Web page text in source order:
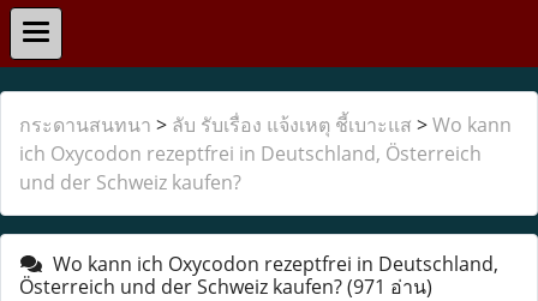
กระดานสนทนา > ลับ รับเรื่อง แจ้งเหตุ ชี้เบาะแส >Wo kann
ich Oxycodon rezeptfrei in Deutschland, Österreich
und der Schweiz kaufen?
Wo kann ich Oxycodon rezeptfrei in Deutschland,
Österreich und der Schweiz kaufen?(971 อ่าน)